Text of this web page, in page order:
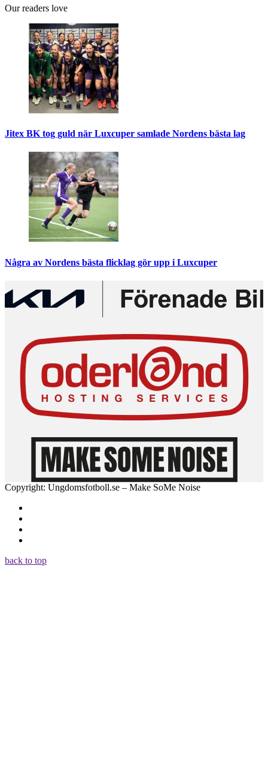
Our readers love
Jitex BK tog guld när Luxcuper samlade Nordens bästa lag
Några av Nordens bästa flicklag gör upp i Luxcuper
Copyright: Ungdomsfotboll.se – Make SoMe Noise
back to top